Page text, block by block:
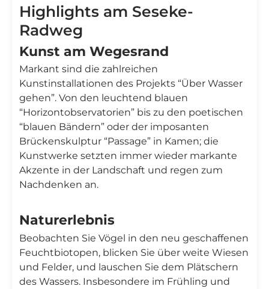
Highlights am Seseke-
Radweg
Kunst am Wegesrand
Markant sind die zahlreichen
Kunstinstallationen des Projekts “Über Wasser
gehen”. Von den leuchtend blauen
“Horizontobservatorien” bis zu den poetischen
“blauen Bändern” oder der imposanten
Brückenskulptur “Passage” in Kamen; die
Kunstwerke setzten immer wieder markante
Akzente in der Landschaft und regen zum
Nachdenken an.
Naturerlebnis
Beobachten Sie Vögel in den neu geschaffenen
Feuchtbiotopen, blicken Sie über weite Wiesen
und Felder, und lauschen Sie dem Plätschern
des Wassers. Insbesondere im Frühling und